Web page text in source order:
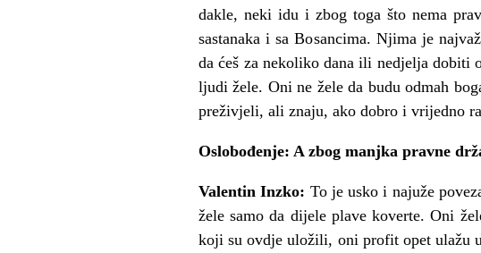
dakle, neki idu i zbog toga što nema
sastanaka i sa Bosancima. Njima je
da ćeš za nekoliko dana ili nedjelja dobiti
ljudi žele. Oni ne žele da budu odmah
preživjeli, ali znaju, ako dobro i vrijedno
Oslobođenje: A zbog manjka pravne
Valentin Inzko: To je usko i najuže
žele samo da dijele plave koverte. Oni
koji su ovdje uložili, oni profit opet ulažu